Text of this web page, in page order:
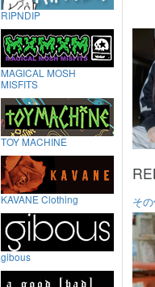
そ
RIPNDIP
MAGICAL MOSH
MISFITS
TOY MACHINE
KAVANE Clothing
gibous